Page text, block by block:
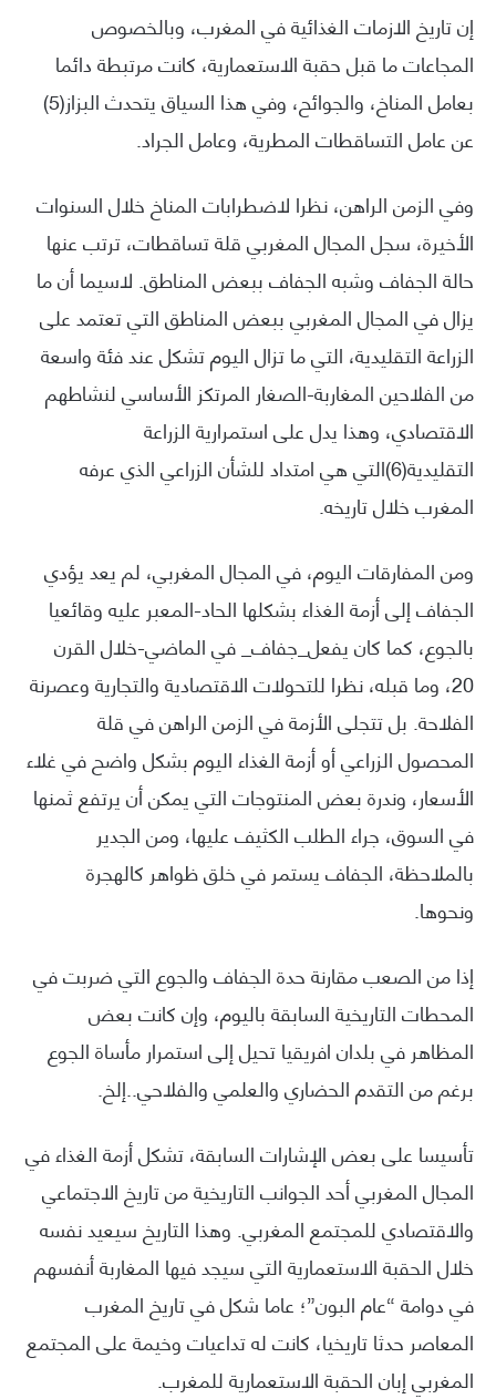
إن تاريخ الازمات الغذائية في المغرب، وبالخصوص
المجاعات ما قبل حقبة الاستعمارية، كانت مرتبطة دائما
بعامل المناخ، والجوائح، وفي هذا السياق يتحدث البزاز(5)
عن عامل التساقطات المطرية، وعامل الجراد.
وفي الزمن الراهن، نظرا لاضطرابات المناخ خلال السنوات
الأخيرة، سجل المجال المغربي قلة تساقطات، ترتب عنها
حالة الجفاف وشبه الجفاف ببعض المناطق. لاسيما أن ما
يزال في المجال المغربي ببعض المناطق التي تعتمد على
الزراعة التقليدية، التي ما تزال اليوم تشكل عند فئة واسعة
من الفلاحين المغاربة-الصغار المرتكز الأساسي لنشاطهم
الاقتصادي، وهذا يدل على استمرارية الزراعة
التقليدية(6)التي هي امتداد للشأن الزراعي الذي عرفه
المغرب خلال تاريخه.
ومن المفارقات اليوم، في المجال المغربي، لم يعد يؤدي
الجفاف إلى أزمة الغذاء بشكلها الحاد-المعبر عليه وقائعيا
بالجوع، كما كان يفعل_جفاف_ في الماضي-خلال القرن
20، وما قبله، نظرا للتحولات الاقتصادية والتجارية وعصرنة
الفلاحة. بل تتجلى الأزمة في الزمن الراهن في قلة
المحصول الزراعي أو أزمة الغذاء اليوم بشكل واضح في غلاء
الأسعار، وندرة بعض المنتوجات التي يمكن أن يرتفع ثمنها
في السوق، جراء الطلب الكثيف عليها، ومن الجدير
بالملاحظة، الجفاف يستمر في خلق ظواهر كالهجرة
ونحوها.
إذا من الصعب مقارنة حدة الجفاف والجوع التي ضربت في
المحطات التاريخية السابقة باليوم، وإن كانت بعض
المظاهر في بلدان افريقيا تحيل إلى استمرار مأساة الجوع
برغم من التقدم الحضاري والعلمي والفلاحي..إلخ.
تأسيسا على بعض الإشارات السابقة، تشكل أزمة الغذاء في
المجال المغربي أحد الجوانب التاريخية من تاريخ الاجتماعي
والاقتصادي للمجتمع المغربي. وهذا التاريخ سيعيد نفسه
خلال الحقبة الاستعمارية التي سيجد فيها المغاربة أنفسهم
في دوامة “عام البون”؛ عاما شكل في تاريخ المغرب
المعاصر حدثا تاريخيا، كانت له تداعيات وخيمة على المجتمع
المغربي إبان الحقبة الاستعمارية للمغرب.